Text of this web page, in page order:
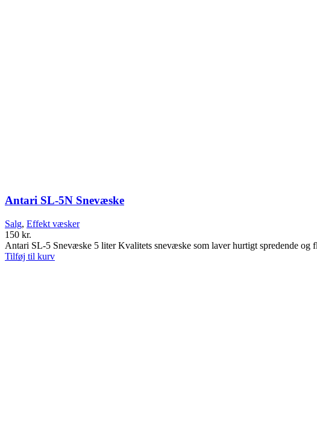
Antari SL-5N Snevæske
Salg, Effekt væsker
150 kr.
Antari SL-5 Snevæske 5 liter Kvalitets snevæske som laver hurtigt spredende
Tilføj til kurv